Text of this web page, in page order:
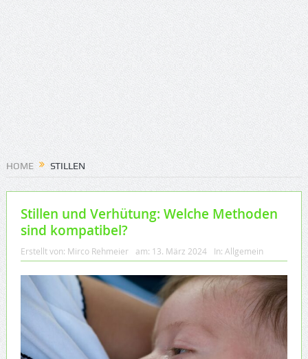
HOME STILLEN
Stillen und Verhütung: Welche Methoden
sind kompatibel?
Erstellt von: Mirco Rehmeier am: 13. März 2024 In: Allgemein